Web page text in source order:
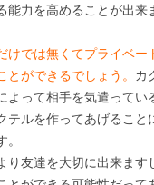
能力を高めることが出来
けでは無くてプライベー
ができるでしょう。 カ
よって相手を気遣ってい
テルを作ってあげること
り友達を大切に出来ます